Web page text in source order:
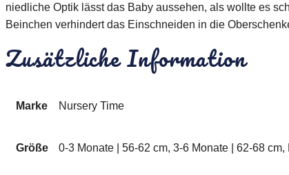
niedliche Optik lässt das Baby aussehen, als wollte es
Beinchen verhindert das Einschneiden in die
Zusätzliche Information
Marke Nursery Time
Größe 0-3 Monate | 56-62 cm, 3-6 Monate | 62-68